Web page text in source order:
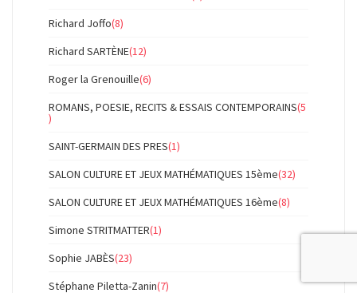
Richard Joffo(8)
Richard SARTÈNE(12)
Roger la Grenouille(6)
ROMANS, POESIE, RECITS & ESSAIS CONTEMPORAINS(5
)
SAINT-GERMAIN DES PRES(1)
SALON CULTURE ET JEUX MATHÉMATIQUES 15ème(32)
SALON CULTURE ET JEUX MATHÉMATIQUES 16ème(8)
Simone STRITMATTER(1)
Sophie JABÈS(23)
Stéphane Piletta-Zanin(7)